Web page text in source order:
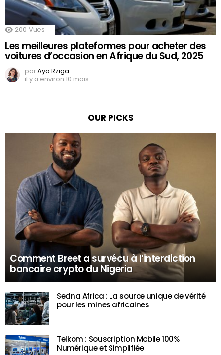
200 Vues
Les meilleures plateformes pour acheter des
voitures d’occasion en Afrique du Sud, 2025
parAya Rziga
il y a environ 10 mois
OUR PICKS
Comment Breet a survécu à l’interdiction
bancaire crypto du Nigeria
Sedna Africa : La source unique de vérité
pour les mines africaines
Telkom : Souscription Mobile 100%
Numérique et Simplifiée